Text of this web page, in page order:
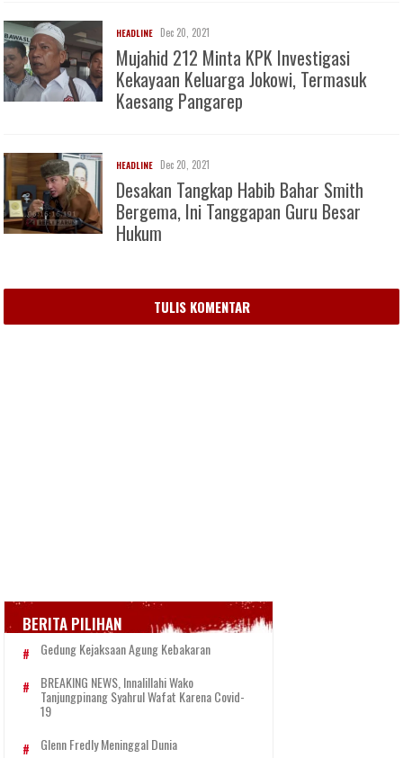
HEADLINE Dec 20, 2021
Mujahid 212 Minta KPK Investigasi
Kekayaan Keluarga Jokowi, Termasuk
Kaesang Pangarep
HEADLINE Dec 20, 2021
Desakan Tangkap Habib Bahar Smith
Bergema, Ini Tanggapan Guru Besar
Hukum
TULIS KOMENTAR
BERITA PILIHAN
Gedung Kejaksaan Agung Kebakaran
BREAKING NEWS, Innalillahi Wako
Tanjungpinang Syahrul Wafat Karena Covid-
19
Glenn Fredly Meninggal Dunia